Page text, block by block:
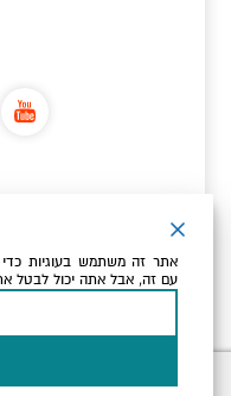
כתובת הדוא"ל שלך
אני מאשר/ת שקראתי
אתר זה משתמש בעוגיות
עם זה, אבל אתה יכול לבטל